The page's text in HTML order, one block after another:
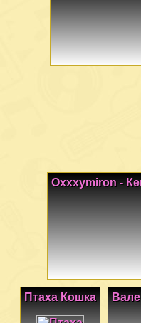
Oxxxymiron -
Птаха Кошка